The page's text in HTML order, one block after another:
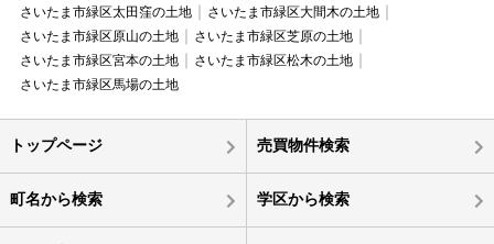
さいたま市緑区太田窪の土地
さいたま市緑区大間木の土地
さいたま市緑区原山の土地
さいたま市緑区芝原の土地
さいたま市緑区宮本の土地
さいたま市緑区松木の土地
さいたま市緑区馬場の土地
トップページ 売買物件検索
町名から検索 学区から検索